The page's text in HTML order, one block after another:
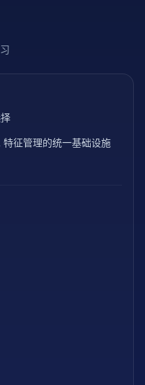
征管理的统一基础设施